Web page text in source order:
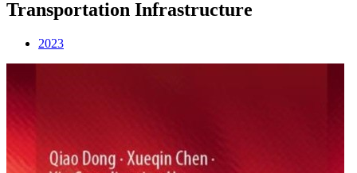
Transportation Infrastructure
2023